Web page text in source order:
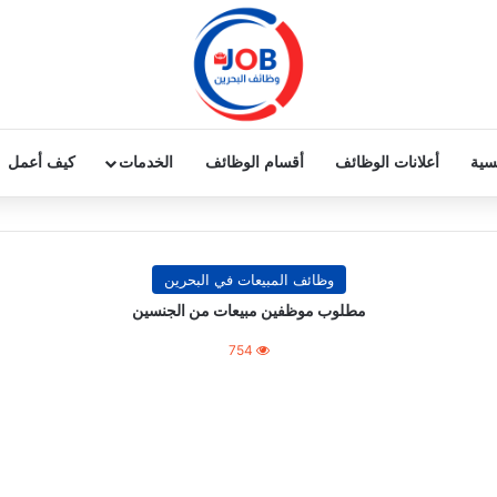
أعلانات الوظائف أقسام الوظائف الخدمات كيف أعمل
وظائف المبيعات في البحرين
مطلوب موظفين مبيعات من الجنسين
754